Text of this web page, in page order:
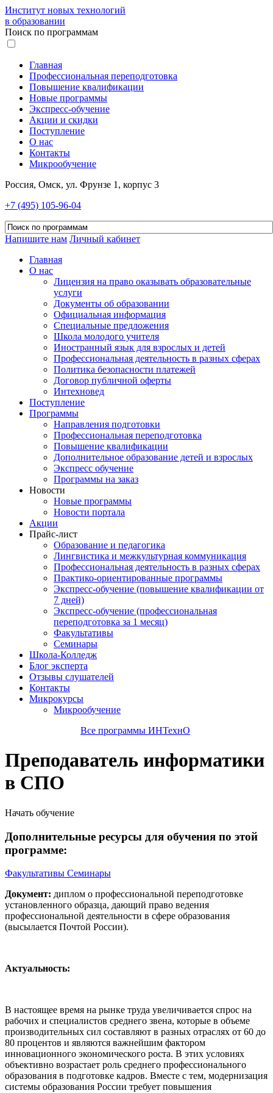
Институт новых технологий
в образовании
Поиск по программам
Главная
Профессиональная переподготовка
Повышение квалификации
Новые программы
Экспресс-обучение
Акции и скидки
Поступление
О нас
Контакты
Микрообучение
Россия, Омск, ул. Фрунзе 1, корпус 3
+7 (495) 105-96-04
Напишите нам Личный кабинет
Главная
О нас
Лицензия на право оказывать образовательные
услуги
Документы об образовании
Официальная информация
Специальные предложения
Школа молодого учителя
Иностранный язык для взрослых и детей
Профессиональная деятельность в разных сферах
Политика безопасности платежей
Договор публичной оферты
Интехновед
Поступление
Программы
Направления подготовки
Профессиональная переподготовка
Повышение квалификации
Дополнительное образование детей и взрослых
Экспресс обучение
Программы на заказ
Новости
Новые программы
Новости портала
Акции
Прайс-лист
Образование и педагогика
Лингвистика и межкультурная коммуникация
Профессиональная деятельность в разных сферах
Практико-ориентированные программы
Экспресс-обучение (повышение квалификации от
7 дней)
Экспресс-обучение (профессиональная
переподготовка за 1 месяц)
Факультативы
Семинары
Школа-Колледж
Блог эксперта
Отзывы слушателей
Контакты
Микрокурсы
Микрообучение
Все программы ИНТехнО
Преподаватель информатики
в СПО
Начать обучение
Дополнительные ресурсы для обучения по этой
программе:
Факультативы Семинары
Документ: диплом о профессиональной переподготовке
установленного образца, дающий право ведения
профессиональной деятельности в сфере образования
(высылается Почтой России).
Актуальность:
В настоящее время на рынке труда увеличивается спрос на
рабочих и специалистов среднего звена, которые в объеме
производительных сил составляют в разных отраслях от 60 до
80 процентов и являются важнейшим фактором
инновационного экономического роста. В этих условиях
объективно возрастает роль среднего профессионального
образования в подготовке кадров. Вместе с тем, модернизация
системы образования России требует повышения